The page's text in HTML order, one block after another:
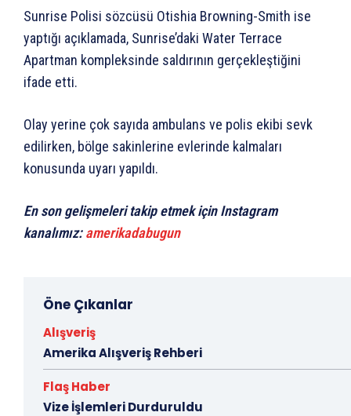
Sunrise Polisi sözcüsü Otishia Browning-Smith ise
yaptığı açıklamada, Sunrise’daki Water Terrace
Apartman kompleksinde saldırının gerçekleştiğini
ifade etti.
Olay yerine çok sayıda ambulans ve polis ekibi sevk
edilirken, bölge sakinlerine evlerinde kalmaları
konusunda uyarı yapıldı.
En son gelişmeleri takip etmek için Instagram
kanalımız:amerikadabugun
Öne Çıkanlar
Alışveriş
Amerika Alışveriş Rehberi
Flaş Haber
Vize İşlemleri Durduruldu